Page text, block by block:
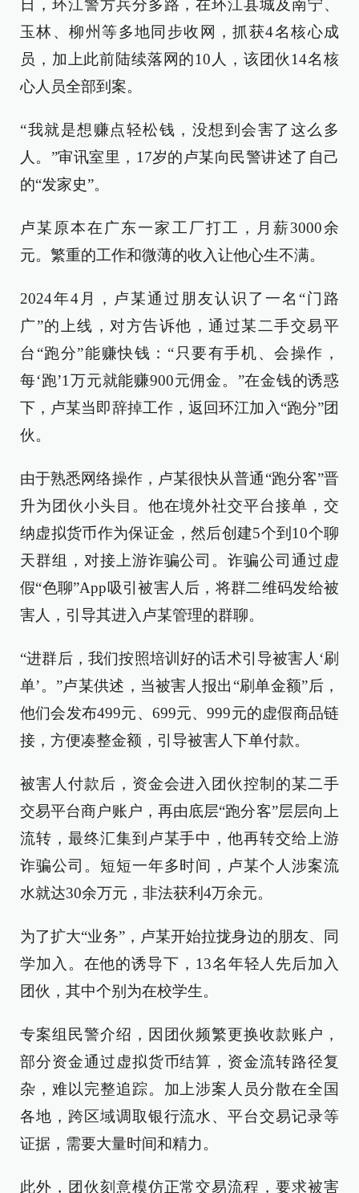
日，环江警方兵分多路，在环江县城及南宁、
玉林、柳州等多地同步收网，抓获4名核心成
员，加上此前陆续落网的10人，该团伙14名核
心人员全部到案。
“我就是想赚点轻松钱，没想到会害了这么多
人。”审讯室里，17岁的卢某向民警讲述了自己
的“发家史”。
卢某原本在广东一家工厂打工，月薪3000余
元。繁重的工作和微薄的收入让他心生不满。
2024年4月，卢某通过朋友认识了一名“门路
广”的上线，对方告诉他，通过某二手交易平
台“跑分”能赚快钱：“只要有手机、会操作，
每‘跑’1万元就能赚900元佣金。”在金钱的诱惑
下，卢某当即辞掉工作，返回环江加入“跑分”团
伙。
由于熟悉网络操作，卢某很快从普通“跑分客”晋
升为团伙小头目。他在境外社交平台接单，交
纳虚拟货币作为保证金，然后创建5个到10个聊
天群组，对接上游诈骗公司。诈骗公司通过虚
假“色聊”App吸引被害人后，将群二维码发给被
害人，引导其进入卢某管理的群聊。
“进群后，我们按照培训好的话术引导被害人‘刷
单’。”卢某供述，当被害人报出“刷单金额”后，
他们会发布499元、699元、999元的虚假商品链
接，方便凑整金额，引导被害人下单付款。
被害人付款后，资金会进入团伙控制的某二手
交易平台商户账户，再由底层“跑分客”层层向上
流转，最终汇集到卢某手中，他再转交给上游
诈骗公司。短短一年多时间，卢某个人涉案流
水就达30余万元，非法获利4万余元。
为了扩大“业务”，卢某开始拉拢身边的朋友、同
学加入。在他的诱导下，13名年轻人先后加入
团伙，其中个别为在校学生。
专案组民警介绍，因团伙频繁更换收款账户，
部分资金通过虚拟货币结算，资金流转路径复
杂，难以完整追踪。加上涉案人员分散在全国
各地，跨区域调取银行流水、平台交易记录等
证据，需要大量时间和精力。
此外，团伙刻意模仿正常交易流程，要求被害